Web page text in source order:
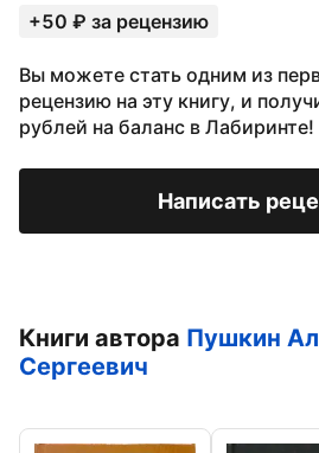
+50 ₽ за рецензию
Вы можете стать одним из
рецензию на эту книгу, и
рублей на баланс в Лабиринте!
Написать
Книги автора Пушкин
Сергеевич